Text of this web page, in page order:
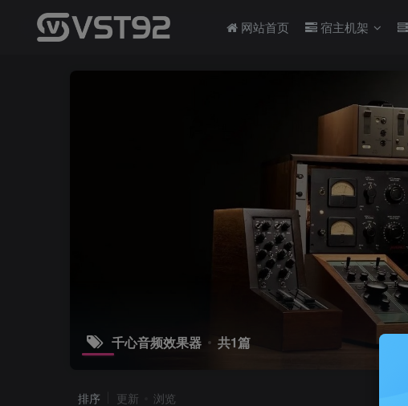
网站首页 宿主机架
千心音频效果器 共1篇
排序 更新 浏览